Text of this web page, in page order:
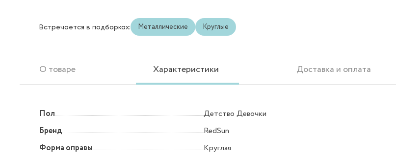
Встречается в подборках: Металлические Круглые
О товаре Характеристики Доставка и оплата
Пол
Детство Девочки
Бренд
RedSun
Форма оправы
Круглая